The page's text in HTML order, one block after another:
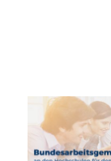
digitale